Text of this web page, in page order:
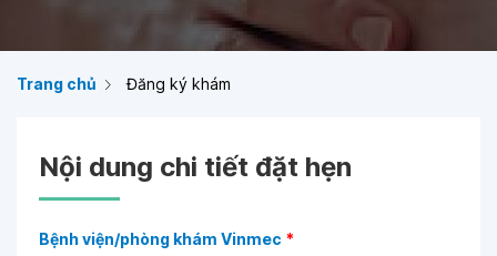
Trang chủ Đăng ký khám
Nội dung chi tiết đặt hẹn
Bệnh viện/phòng khám Vinmec *